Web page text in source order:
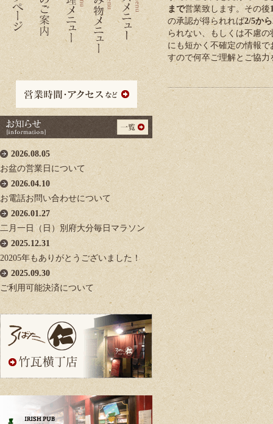
2026.08.05
お盆の営業日について
2026.04.10
お電話お問い合わせについて
2026.01.27
二月一日（日）別府大分毎日マラソン
2025.12.31
20205年もありがとうございました！
2025.09.30
ご利用可能決済について
まで営業致します。その後
の承認が得られれば2/5か
られない、もしくは不慮
にも短かく不確定の情報
すので何卒ご理解とご協